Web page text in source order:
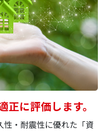
正に評価します。
・耐震性に優れた「資